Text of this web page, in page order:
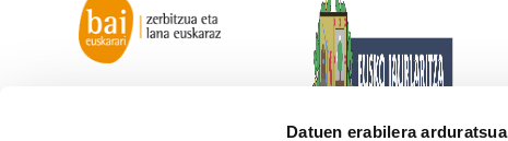
Datuen erabilera arduratsua